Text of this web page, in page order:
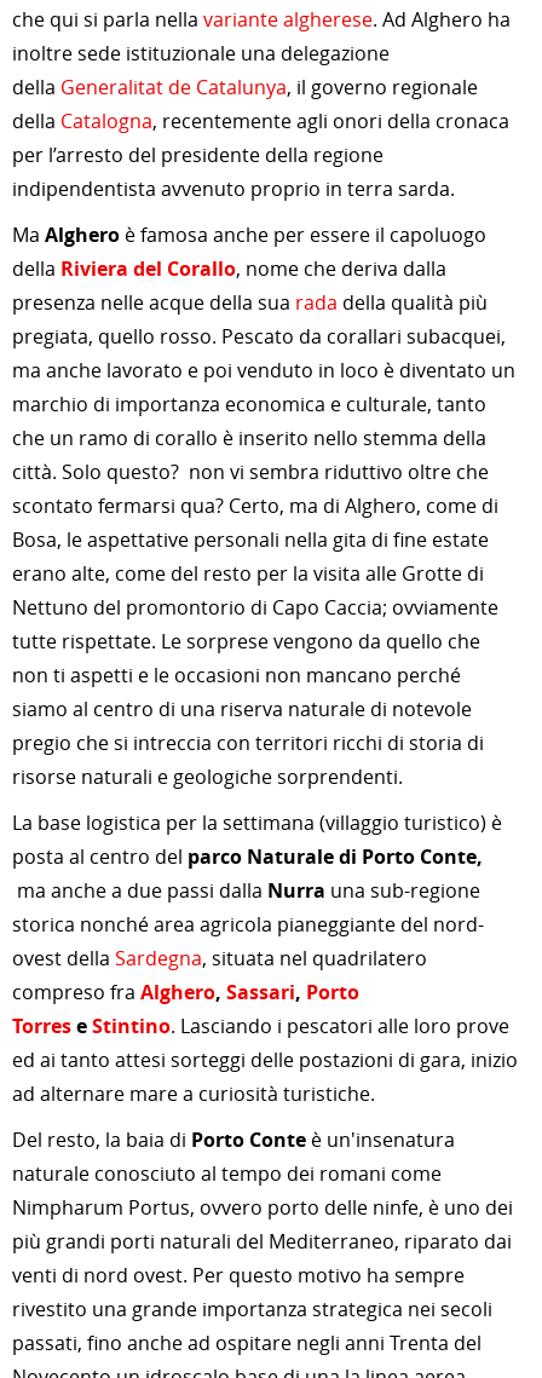
che qui si parla nella variante algherese. Ad Alghero ha
inoltre sede istituzionale una delegazione
della Generalitat de Catalunya, il governo regionale
della Catalogna, recentemente agli onori della cronaca
per l’arresto del presidente della regione
indipendentista avvenuto proprio in terra sarda.
Ma Alghero è famosa anche per essere il capoluogo
della Riviera del Corallo, nome che deriva dalla
presenza nelle acque della sua rada della qualità più
pregiata, quello rosso. Pescato da corallari subacquei,
ma anche lavorato e poi venduto in loco è diventato un
marchio di importanza economica e culturale, tanto
che un ramo di corallo è inserito nello stemma della
città. Solo questo? non vi sembra riduttivo oltre che
scontato fermarsi qua? Certo, ma di Alghero, come di
Bosa, le aspettative personali nella gita di fine estate
erano alte, come del resto per la visita alle Grotte di
Nettuno del promontorio di Capo Caccia; ovviamente
tutte rispettate. Le sorprese vengono da quello che
non ti aspetti e le occasioni non mancano perché
siamo al centro di una riserva naturale di notevole
pregio che si intreccia con territori ricchi di storia di
risorse naturali e geologiche sorprendenti.
La base logistica per la settimana (villaggio turistico) è
posta al centro del parco Naturale di Porto Conte,
ma anche a due passi dalla Nurra una sub-regione
storica nonché area agricola pianeggiante del nord-
ovest della Sardegna, situata nel quadrilatero
compreso fra Alghero, Sassari, Porto
TorreseStintino. Lasciando i pescatori alle loro prove
ed ai tanto attesi sorteggi delle postazioni di gara, inizio
ad alternare mare a curiosità turistiche.
Del resto, la baia di Porto Conte è un'insenatura
naturale conosciuto al tempo dei romani come
Nimpharum Portus, ovvero porto delle ninfe, è uno dei
più grandi porti naturali del Mediterraneo, riparato dai
venti di nord ovest. Per questo motivo ha sempre
rivestito una grande importanza strategica nei secoli
passati, fino anche ad ospitare negli anni Trenta del